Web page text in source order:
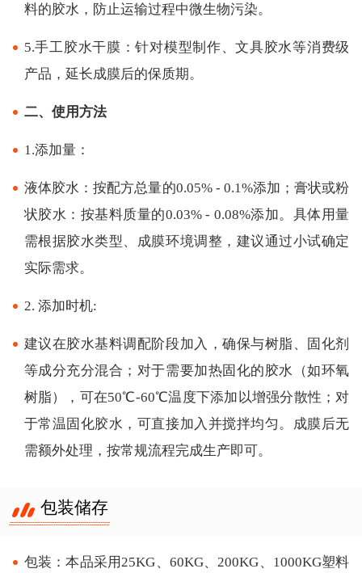
料的胶水，防止运输过程中微生物污染。
5.手工胶水干膜：针对模型制作、文具胶水等消费级
产品，延长成膜后的保质期。
二、使用方法
1.添加量：
液体胶水：按配方总量的0.05% - 0.1%添加；膏状或粉
状胶水：按基料质量的0.03% - 0.08%添加。具体用量
需根据胶水类型、成膜环境调整，建议通过小试确定
实际需求。
2. 添加时机:
建议在胶水基料调配阶段加入，确保与树脂、固化剂
等成分充分混合；对于需要加热固化的胶水（如环氧
树脂），可在50℃-60℃温度下添加以增强分散性；对
于常温固化胶水，可直接加入并搅拌均匀。成膜后无
需额外处理，按常规流程完成生产即可。
包装储存
包装：本品采用25KG、60KG、200KG、1000KG塑料